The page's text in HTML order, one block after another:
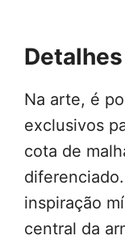
Na arte, é
exclusivos
cota de
inspiração
central da